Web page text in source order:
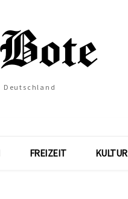
Deutschland
FREIZEIT KULTUR